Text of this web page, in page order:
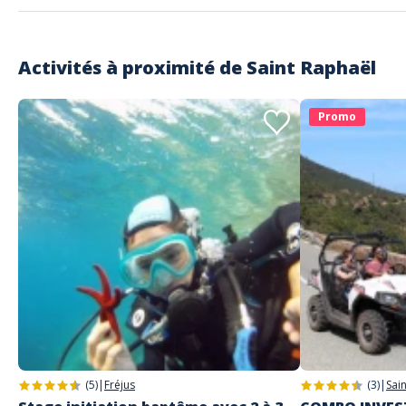
Activités à proximité de Saint Raphaël
(5)| Fréjus
Promo
(3)|